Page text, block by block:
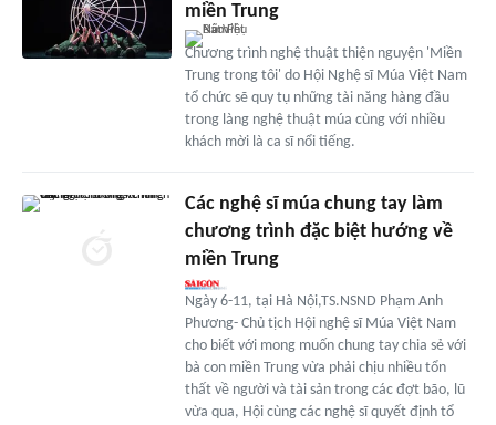
miền Trung
Chương trình nghệ thuật thiện nguyện 'Miền
Trung trong tôi' do Hội Nghệ sĩ Múa Việt Nam
tổ chức sẽ quy tụ những tài năng hàng đầu
trong làng nghệ thuật múa cùng với nhiều
khách mời là ca sĩ nổi tiếng.
Các nghệ sĩ múa chung tay làm
chương trình đặc biệt hướng về
miền Trung
Ngày 6-11, tại Hà Nội,TS.NSND Phạm Anh
Phương- Chủ tịch Hội nghệ sĩ Múa Việt Nam
cho biết với mong muốn chung tay chia sẻ với
bà con miền Trung vừa phải chịu nhiều tổn
thất về người và tài sản trong các đợt bão, lũ
vừa qua, Hội cùng các nghệ sĩ quyết định tổ